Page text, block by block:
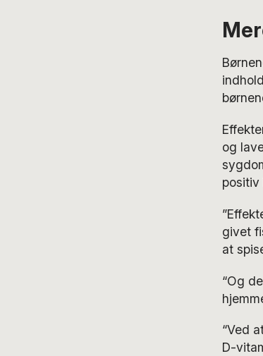
og
positiv
givet
at
“Og
“Ved
D-